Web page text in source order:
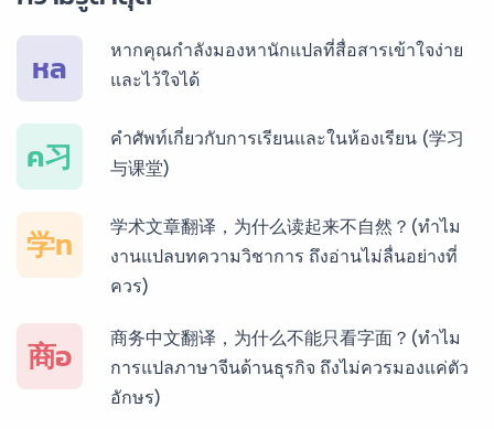
บริการรับแปลภาษากัมพูชา ราคาเริ่มต้น 150฿
บริการรับแปลภาษาเวียดนาม ราคาเริ่มต้น 150฿
บริการรับแปลภาษาฝรั่งเศส ราคาเริ่มต้น 150฿
บริการรับแปลภาษาเยอรมัน ราคาเริ่มต้น 150฿
หล
หากคุณกำลังมองหานักแปลที่สื่อสารเข้าใจง่าย
และไว้ใจได้
ค习
คำศัพท์เกี่ยวกับการเรียนและในห้องเรียน (学习
与课堂)
学ท
学术文章翻译，为什么读起来不自然？(ทำไม
งานแปลบทความวิชาการ ถึงอ่านไม่ลื่นอย่างที่
ควร)
商อ
商务中文翻译，为什么不能只看字面？(ทำไม
การแปลภาษาจีนด้านธุรกิจ ถึงไม่ควรมองแค่ตัว
อักษร)